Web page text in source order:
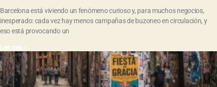
Barcelona está viviendo un fenómeno curioso y, para muchos negocios,
inesperado: cada vez hay menos campañas de buzoneo en circulación, y
eso está provocando un
Leer más »